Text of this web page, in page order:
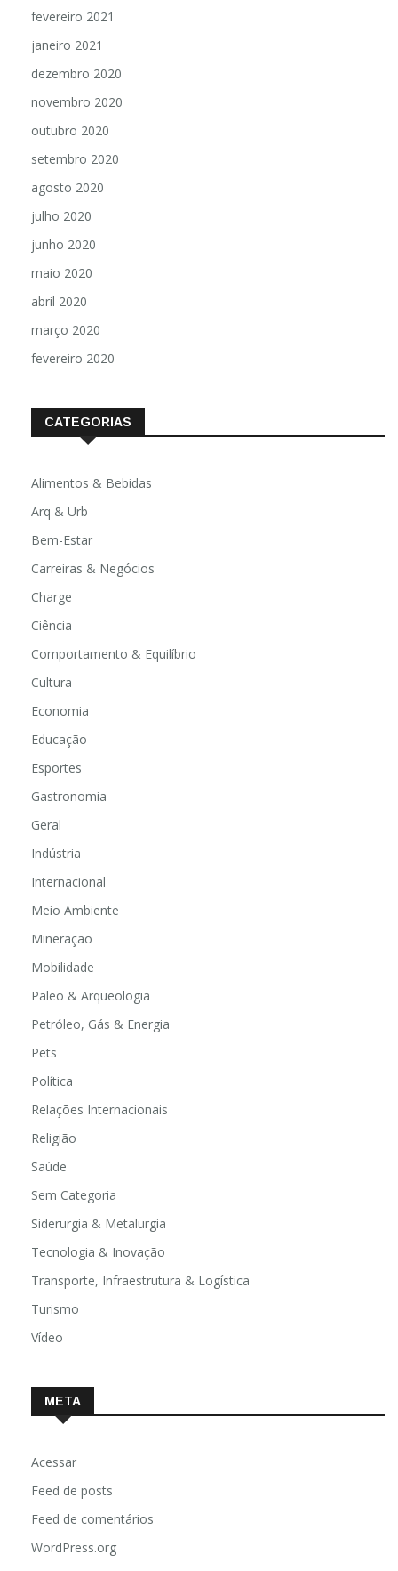
fevereiro 2021
janeiro 2021
dezembro 2020
novembro 2020
outubro 2020
setembro 2020
agosto 2020
julho 2020
junho 2020
maio 2020
abril 2020
março 2020
fevereiro 2020
CATEGORIAS
Alimentos & Bebidas
Arq & Urb
Bem-Estar
Carreiras & Negócios
Charge
Ciência
Comportamento & Equilíbrio
Cultura
Economia
Educação
Esportes
Gastronomia
Geral
Indústria
Internacional
Meio Ambiente
Mineração
Mobilidade
Paleo & Arqueologia
Petróleo, Gás & Energia
Pets
Política
Relações Internacionais
Religião
Saúde
Sem Categoria
Siderurgia & Metalurgia
Tecnologia & Inovação
Transporte, Infraestrutura & Logística
Turismo
Vídeo
META
Acessar
Feed de posts
Feed de comentários
WordPress.org